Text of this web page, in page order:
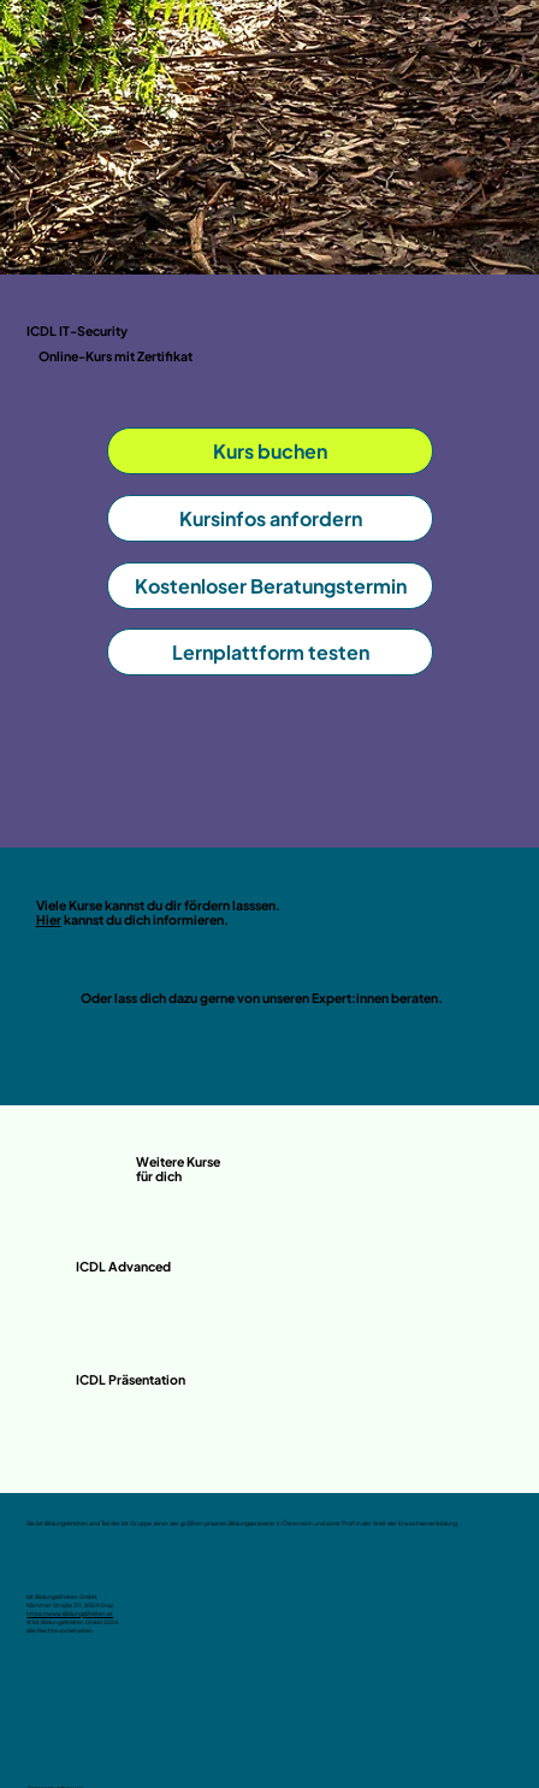
ICDL IT-Security
Online-Kurs mit Zertifikat
Kurs buchen
Kursinfos anfordern
Kostenloser Beratungstermin
Lernplattform testen
Viele Kurse kannst du dir fördern lasssen.
Hierkannst du dich informieren.
Oder lass dich dazu gerne von unseren Expert:innen beraten.
Weitere Kurse
für dich
ICDL Advanced
ICDL Präsentation
Die bit BildungsWelten sind Teil der bit Gruppe, einer der größten privaten Bildungsanbieter in Österreich und somit Profi in der Welt der Erwachsenenbildung.
bit BildungsWelten GmbH,
Kärntner Straße 311, 8054 Graz
https://www.BildungsWelten.at
© bit BildungsWelten GmbH 2024.
Alle Rechte vorbehalten.